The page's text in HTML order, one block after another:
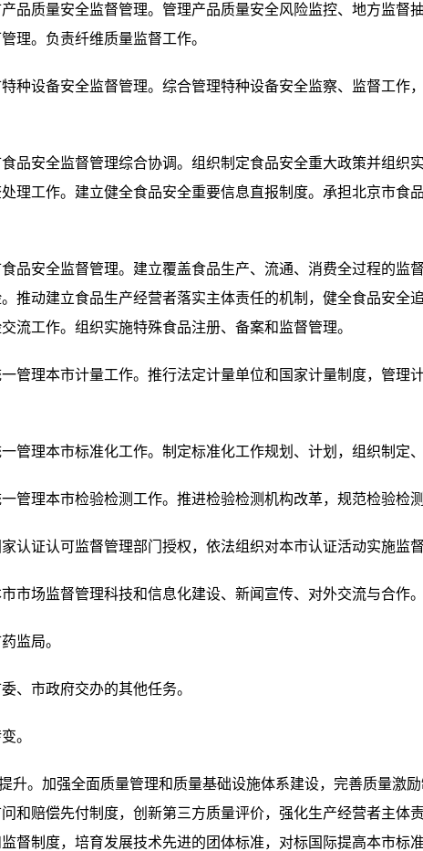
质量安全监督管理。管理产品质量安全风险监控、地方监督
理。负责纤维质量监督工作。
设备安全监督管理。综合管理特种设备安全监察、监督工作
安全监督管理综合协调。组织制定食品安全重大政策并组织
理工作。建立健全食品安全重要信息直报制度。承担北京市食
安全监督管理。建立覆盖食品生产、流通、消费全过程的监督
推动建立食品生产经营者落实主体责任的机制，健全食品安全
流工作。组织实施特殊食品注册、备案和监督管理。
理本市计量工作。推行法定计量单位和国家计量制度，管理
理本市标准化工作。制定标准化工作规划、计划，组织制定、
理本市检验检测工作。推进检验检测机构改革，规范检验检测
证认可监督管理部门授权，依法组织对本市认证活动实施监督
场监督管理科技和信息化建设、新闻宣传、对外交流与合作。
监局。
市政府交办的其他任务。
。
。加强全面质量管理和质量基础设施体系建设，完善质量激励
和赔偿先付制度，创新第三方质量评价，强化生产经营者主体
督制度，培育发展技术先进的团体标准，对标国际提高本市标